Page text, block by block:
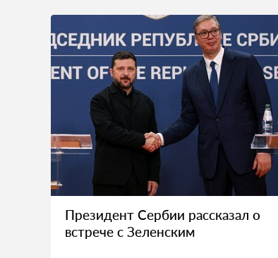
Президент Сербии рассказал о
встрече с Зеленским